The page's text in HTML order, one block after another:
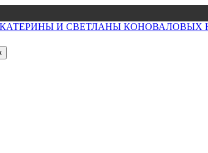
И СВЕТЛАНЫ КОНОВАЛОВЫХ